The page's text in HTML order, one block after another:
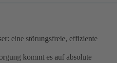
eine störungsfreie, effiziente
kommt es auf absolute